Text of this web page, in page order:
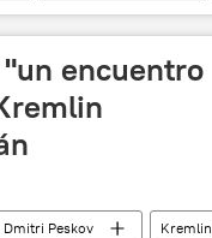
e Irán Nouruz
encuentro
Dmitri Peskov
Kremlin